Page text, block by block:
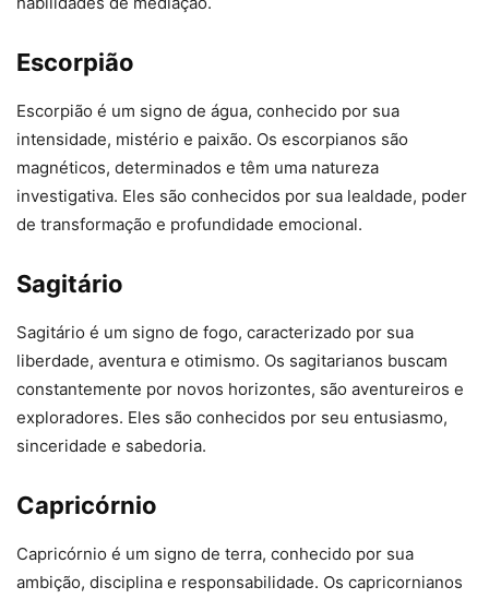
Escorpião
Escorpião é um signo de água, conhecido por sua
intensidade, mistério e paixão. Os escorpianos são
magnéticos, determinados e têm uma natureza
investigativa. Eles são conhecidos por sua lealdade, poder
de transformação e profundidade emocional.
Sagitário
Sagitário é um signo de fogo, caracterizado por sua
liberdade, aventura e otimismo. Os sagitarianos buscam
constantemente por novos horizontes, são aventureiros e
exploradores. Eles são conhecidos por seu entusiasmo,
sinceridade e sabedoria.
Capricórnio
Capricórnio é um signo de terra, conhecido por sua
ambição, disciplina e responsabilidade. Os capricornianos